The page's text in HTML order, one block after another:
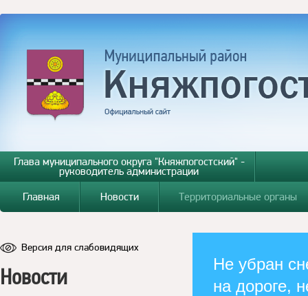
Глава муниципального округа "Княжпогостский" -
руководитель администрации
Главная
Новости Территориальные органы
Версия для слабовидящих
Новости
Не убран
на дороге,